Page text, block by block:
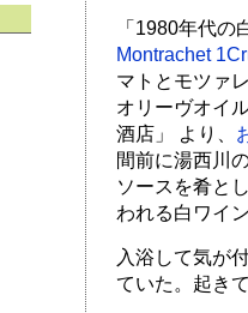
「1980年代の
Montrachet
マトとモツァ
オリーヴオイ
酒店」 より、
間前に湯西川
ソースを肴と
われる白ワイ
入浴して気が
ていた。起き